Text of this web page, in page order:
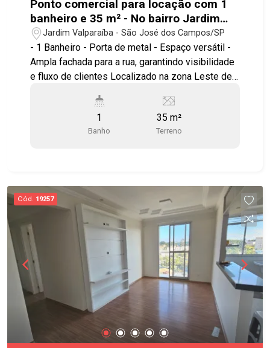
Ponto comercial para locação com 1
banheiro e 35 m² - No bairro Jardim
Valparaíba - SJC
Jardim Valparaíba - São José dos Campos/SP
- 1 Banheiro - Porta de metal - Espaço versátil -
Ampla fachada para a rua, garantindo visibilidade
e fluxo de clientes Localizado na zona Leste de
de pessoas e grandes avenida comerciais.
Agende já sua visita! #imobiliaria
#pontocomercial #centrosjc #locação
1
Banho
35 m²
Terreno
Cód. 19257